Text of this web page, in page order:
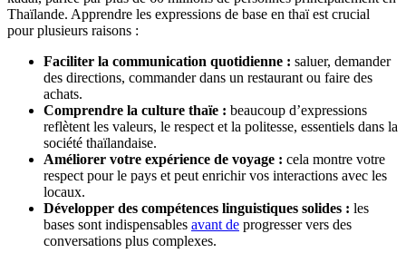
Thaïlande. Apprendre les expressions de base en thaï est crucial
pour plusieurs raisons :
Faciliter la communication quotidienne : saluer, demander
des directions, commander dans un restaurant ou faire des
achats.
Comprendre la culture thaïe : beaucoup d’expressions
reflètent les valeurs, le respect et la politesse, essentiels dans la
société thaïlandaise.
Améliorer votre expérience de voyage : cela montre votre
respect pour le pays et peut enrichir vos interactions avec les
locaux.
Développer des compétences linguistiques solides : les
bases sont indispensables avant de progresser vers des
conversations plus complexes.